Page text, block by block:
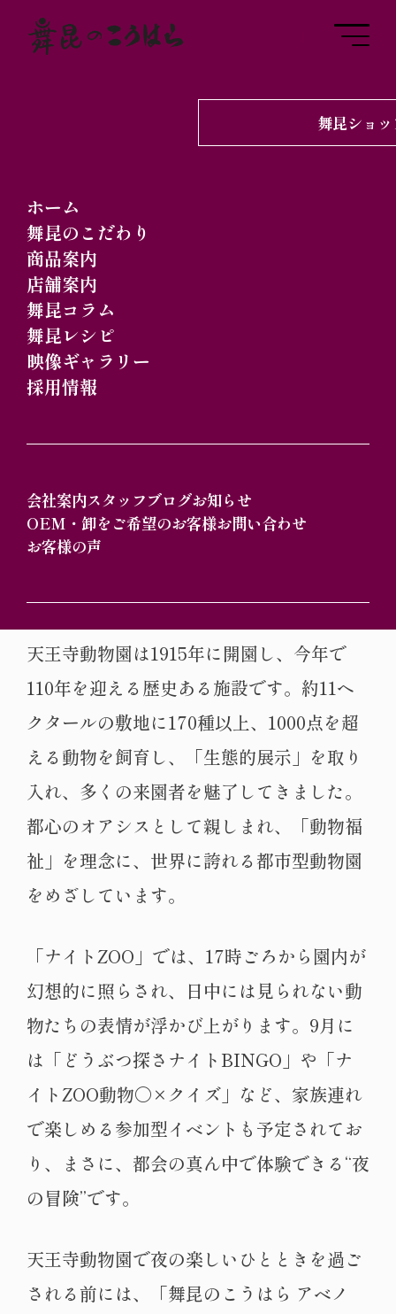
ホーム
舞昆のこだわり
商品案内
店舗案内
舞昆コラム
舞昆レシピ
映像ギャラリー
採用情報
会社案内スタッフブログお知らせ
OEM・卸をご希望のお客様お問い合わせ
お客様の声
舞昆ショ
舞昆コラム
舞昆の夏」の巻
大阪・天王寺にある天王寺動物園では、本
ホッキョクグマや夜行性動物舎、爬虫類生
態館アイファーなどを夜間観覧でき、昼間
とは違った動物の生態をより深く理解して
天王寺動物園は1915年に開園し、今年で
110年を迎える歴史ある施設です。約11ヘ
クタールの敷地に170種以上、1000点を超
える動物を飼育し、「生態的展示」を取り
入れ、多くの来園者を魅了してきました。
都心のオアシスとして親しまれ、「動物福
祉」を理念に、世界に誇れる都市型動物園
をめざしています。
「ナイトZOO」では、17時ごろから園内が
幻想的に照らされ、日中には見られない動
物たちの表情が浮かび上がります。9月に
は「どうぶつ探さナイトBINGO」や「ナ
イトZOO動物〇×クイズ」など、家族連れ
で楽しめる参加型イベントも予定されてお
り、まさに、都会の真ん中で体験できる“夜
の冒険”です。
天王寺動物園で夜の楽しいひとときを過ご
される前には、「舞昆のこうはら アベノ